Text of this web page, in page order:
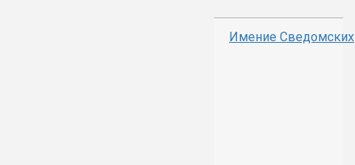
Имение Сведомских